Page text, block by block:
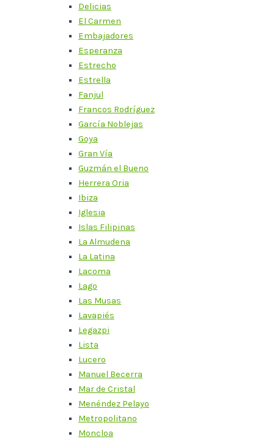
Delicias
El Carmen
Embajadores
Esperanza
Estrecho
Estrella
Fanjul
Francos Rodríguez
García Noblejas
Goya
Gran Vía
Guzmán el Bueno
Herrera Oria
Ibiza
Iglesia
Islas Filipinas
La Almudena
La Latina
Lacoma
Lago
Las Musas
Lavapiés
Legazpi
Lista
Lucero
Manuel Becerra
Mar de Cristal
Menéndez Pelayo
Metropolitano
Moncloa